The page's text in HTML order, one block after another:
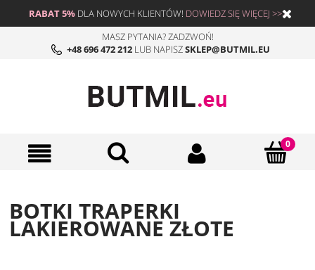
RABAT 5%DLA NOWYCH KLIENTÓW! DOWIEDZ SIĘ WIĘCEJ >>>
MASZ PYTANIA? ZADZWOŃ!
+48 696 472 212LUB NAPISZSKLEP@BUTMIL.EU
BOTKI TRAPERKI
LAKIEROWANE ZŁOTE